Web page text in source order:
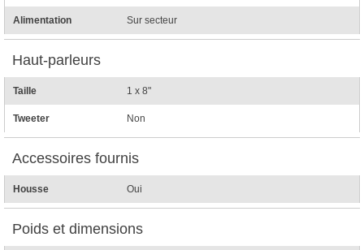
Alimentation Sur secteur
Haut-parleurs
Taille 1 x 8"
Tweeter Non
Accessoires fournis
Housse Oui
Poids et dimensions